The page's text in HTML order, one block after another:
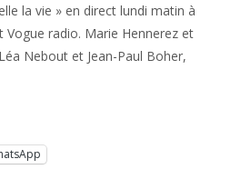
la vie » en direct lundi matin à
Vogue radio. Marie Hennerez et
Nebout et Jean-Paul Boher,